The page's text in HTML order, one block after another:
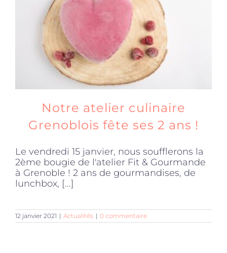
Notre atelier culinaire
Grenoblois fête ses 2 ans !
Le vendredi 15 janvier, nous soufflerons la
2ème bougie de l'atelier Fit & Gourmande
à Grenoble ! 2 ans de gourmandises, de
lunchbox, [...]
12 janvier 2021 | Actualités | 0 commentaire